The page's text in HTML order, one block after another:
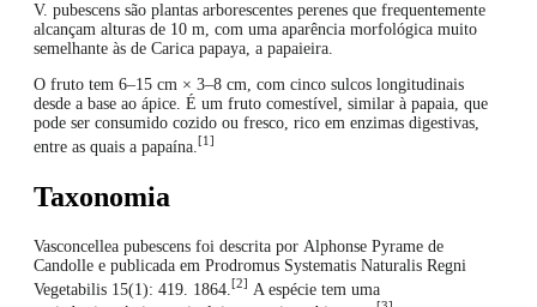
V. pubescens são plantas arborescentes perenes que frequentemente
alcançam alturas de 10 m, com uma aparência morfológica muito
semelhante às de Carica papaya, a papaieira.
O fruto tem 6–15 cm × 3–8 cm, com cinco sulcos longitudinais
desde a base ao ápice. É um fruto comestível, similar à papaia, que
pode ser consumido cozido ou fresco, rico em enzimas digestivas,
entre as quais a papaína.[1]
Taxonomia
Vasconcellea pubescens foi descrita por Alphonse Pyrame de
Candolle e publicada em Prodromus Systematis Naturalis Regni
Vegetabilis 15(1): 419. 1864. [2] A espécie tem uma